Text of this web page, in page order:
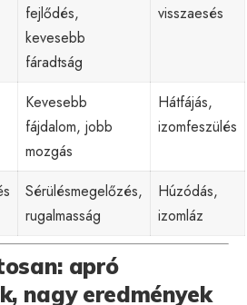
fejlődés,
kevesebb
fáradtság
visszaesés
Kevesebb
fájdalom, jobb
mozgás
Hátfájás,
izomfeszülés
Sérülésmegelőzés,
rugalmasság
Húzódás,
izomláz
apró
nagy eredmények